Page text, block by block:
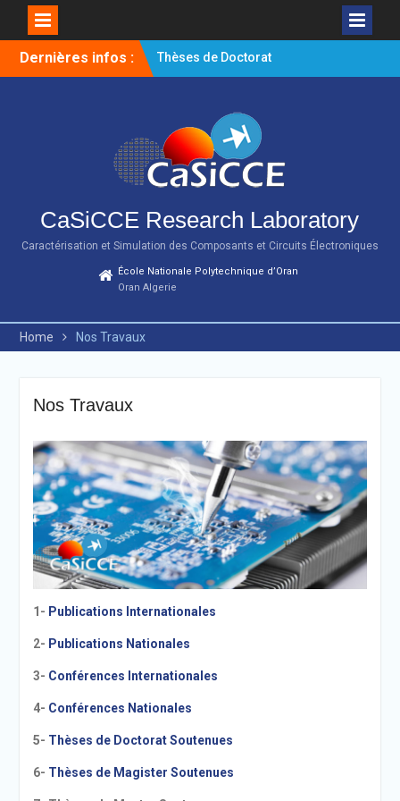
Dernières infos :
Thèses de Doctorat
Soutenues depuis 2000
Nationales depuis 2000
Thèses de Magister
Soutenues depuis 2000
CaSiCCE Research Laboratory
Caractérisation et Simulation des Composants et Circuits Électroniques
École Nationale Polytechnique d’Oran
Oran Algerie
Home Nos Travaux
Nos Travaux
1- Publications Internationales
2- Publications Nationales
3- Conférences Internationales
4- Conférences Nationales
5- Thèses de Doctorat Soutenues
6- Thèses de Magister Soutenues